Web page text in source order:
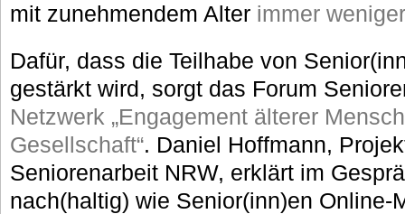
mit zunehmendem Alter immer
Dafür, dass die Teilhabe von
gestärkt wird, sorgt das Forum
Netzwerk „Engagement älterer
Gesellschaft“. Daniel Hoffmann,
Seniorenarbeit NRW, erklärt im
nach(haltig) wie Senior(inn)en Online-